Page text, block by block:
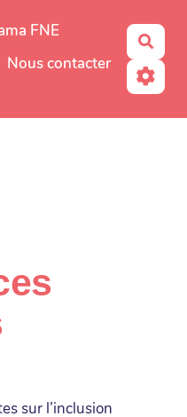
FNE
Nous contacter
sur l’inclusion